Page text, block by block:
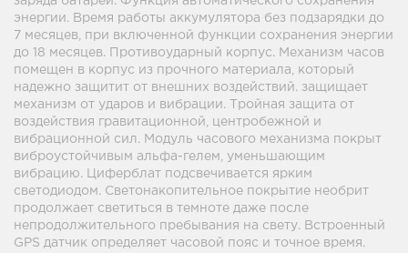
энергии. Время работы аккумулятора без подзарядки до
7 месяцев, при включенной функции сохранения энергии
до 18 месяцев. Противоударный корпус. Механизм часов
помещен в корпус из прочного материала, который
надежно защитит от внешних воздействий. защищает
механизм от ударов и вибрации. Тройная защита от
воздействия гравитационной, центробежной и
вибрационной сил. Модуль часового механизма покрыт
виброустойчивым альфа-гелем, уменьшающим
вибрацию. Циферблат подсвечивается ярким
светодиодом. Светонакопительное покрытие необрит
продолжает светиться в темноте даже после
непродолжительного пребывания на свету. Встроенный
GPS датчик определяет часовой пояс и точное время.